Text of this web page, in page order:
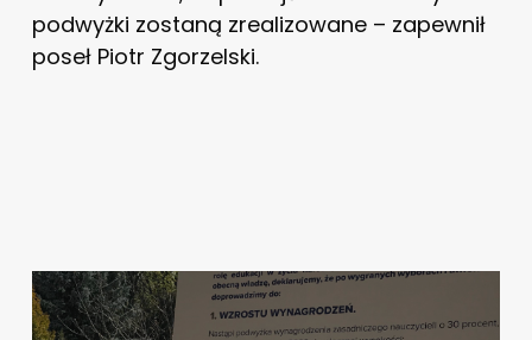
podwyżki zostaną zrealizowane – zapewnił
poseł Piotr Zgorzelski.